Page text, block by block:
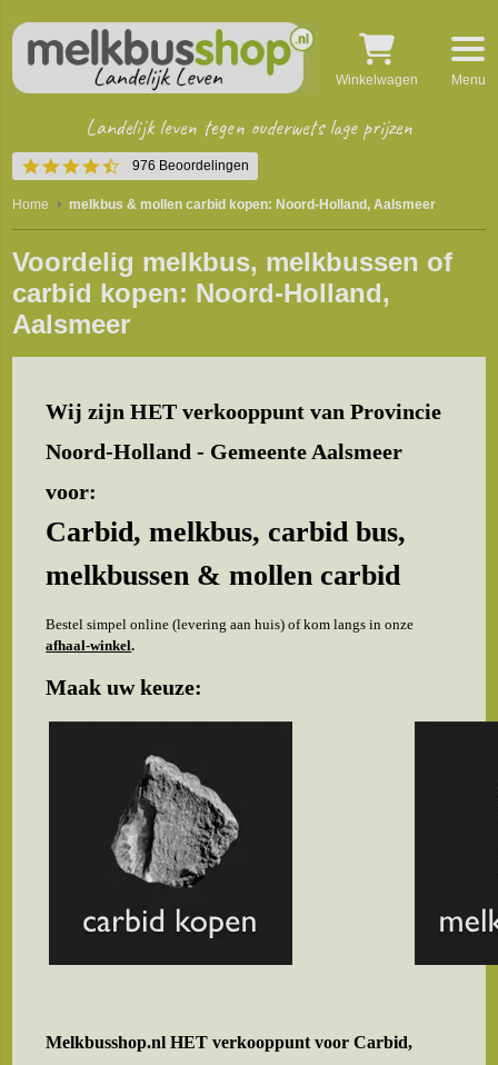
4.5
star
rating
976 Beoordelingen
Landelijk leven tegen ouderwets lage prijzen
Winkelwagen Menu
Home melkbus & mollen carbid kopen: Noord-Holland, Aalsmeer
Voordelig melkbus, melkbussen of
carbid kopen: Noord-Holland,
Aalsmeer
Wij zijn HET verkooppunt van Provincie
Noord-Holland - Gemeente Aalsmeer
voor:
Carbid, melkbus, carbid bus,
melkbussen & mollen carbid
Bestel simpel online (levering aan huis) of kom langs in onze
afhaal-winkel.
Maak uw keuze:
Melkbusshop.nl HET verkooppunt voorCarbid,